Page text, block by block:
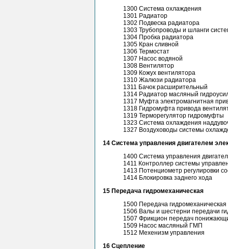
1300 Система охлаждения
1301 Радиатор
1302 Подвеска радиатора
1303 Трубопроводы и шланги
1304 Пробка радиатора
1305 Кран сливной
1306 Термостат
1307 Насос водяной
1308 Вентилятор
1309 Кожух вентилятора
1310 Жалюзи радиатора
1311 Бачок расширительный
1314 Радиатор масляный
1317 Муфта электромагнитная
1318 Гидромуфта привода
1319 Терморегулятор гидромуфты
1323 Система охлаждения
1327 Воздуховоды системы
14 Система управления двигателем
1400 Система управления
1411 Контроллер системы
1413 Потенциометр регулировки
1414 Блокировка заднего хода
15 Передача гидромеханическая
1500 Передача гидромеханическая
1506 Валы и шестерни передачи
1507 Фрикцион передач
1509 Насос масляный ГМП
1512 Мехенизм управления
16 Сцепление